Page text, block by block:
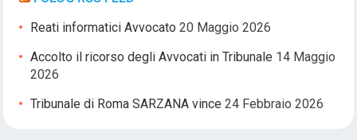
Reati informatici Avvocato 20 Maggio 2026
Accolto il ricorso degli Avvocati in Tribunale 14 Maggio
2026
Tribunale di Roma SARZANA vince 24 Febbraio 2026